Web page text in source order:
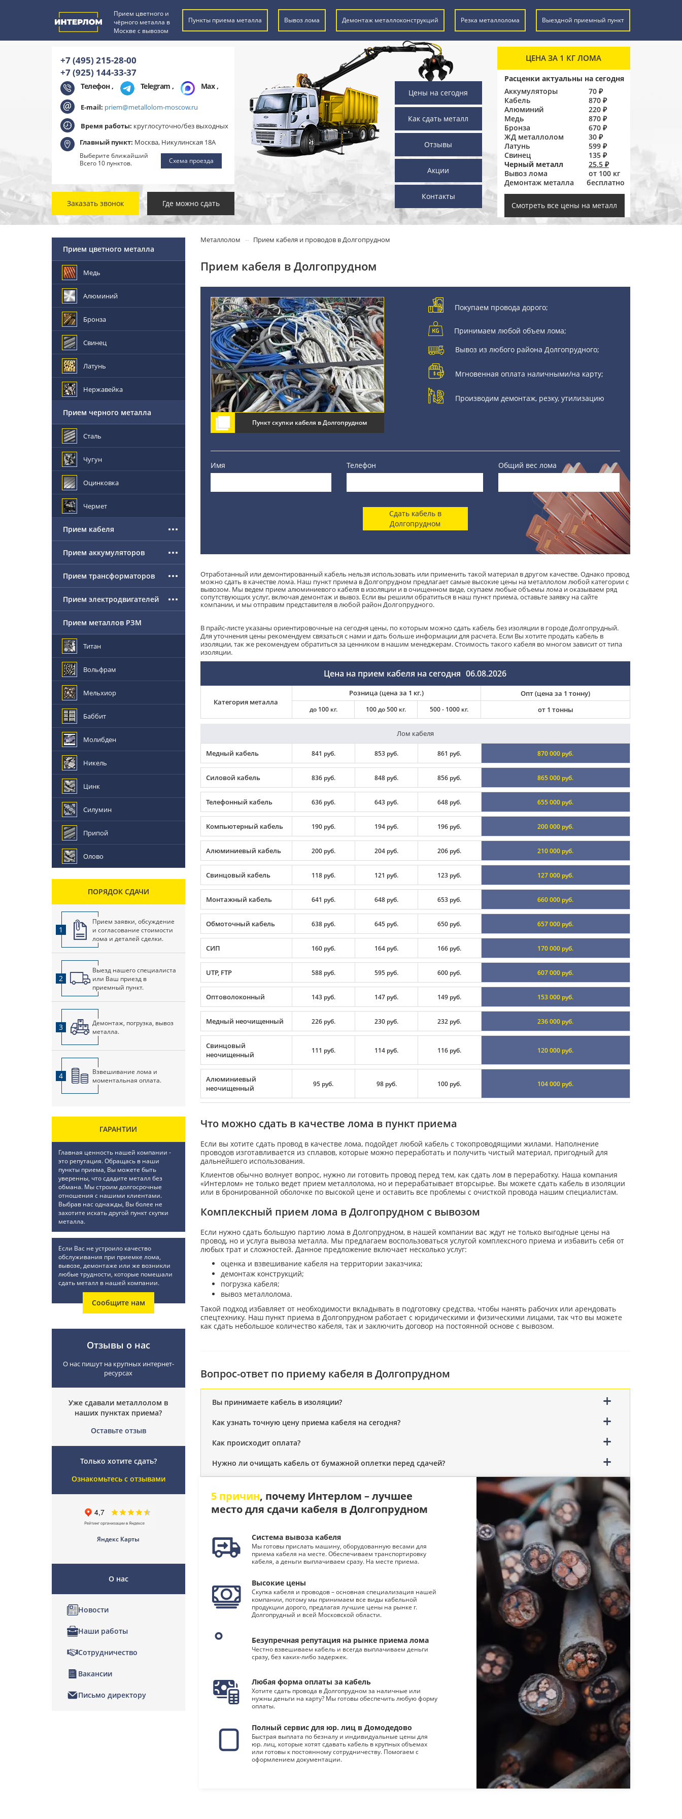
Прием цветного и
чёрного металла в
Москве с вывозом
Пункты приема металла Вывоз лома Демонтаж металлоконструкций Резка металлолома Выездной приемный пункт
+7 (495) 215-28-00
+7 (925) 144-33-37
Телефон , Telegram , Max,
E-mail: priem@metallolom-moscow.ru
Время работы: круглосуточно/без выходных
Главный пункт: Москва, Никулинская 18А
Выберите ближайший
Всего 10 пунктов.
Схема проезда
Заказать звонок Где можно сдать
ЦЕНА ЗА 1 КГ ЛОМА
Расценки актуальны на сегодня
Аккумуляторы
70 ₽
Кабель
870 ₽
Алюминий
220 ₽
Медь
870 ₽
Бронза
670 ₽
ЖД металлолом
30 ₽
Латунь
599 ₽
Свинец
135 ₽
Черный металл
25.5 ₽
Вывоз лома
от 100 кг
Демонтаж металла
бесплатно
Смотреть все цены на металл
Цены на сегодня
Как сдать металл
Отзывы
Акции
Контакты
Металлолом Прием кабеля и проводов в Долгопрудном
Прием кабеля в Долгопрудном
Пункт скупки кабеля в Долгопрудном
Покупаем провода дорого;
Принимаем любой объем лома;
Вывоз из любого района Долгопрудного;
Мгновенная оплата наличными/на карту;
Производим демонтаж, резку, утилизацию
Имя Телефон Общий вес лома
Сдать кабель в
Долгопрудном
Отработанный или демонтированный кабель нельзя использовать или применить такой материал в другом качестве. Однако провод
можно сдать в качестве лома. Наш пункт приема в Долгопрудном предлагает самые высокие цены на металлолом любой категории с
вывозом. Мы ведем прием алюминиевого кабеля в изоляции и в очищенном виде, скупаем любые объемы лома и оказываем ряд
сопутствующих услуг, включая демонтаж и вывоз. Если вы решили обратиться в наш пункт приема, оставьте заявку на сайте
компании, и мы отправим представителя в любой район Долгопрудного.
В прайс-листе указаны ориентировочные на сегодня цены, по которым можно сдать кабель без изоляции в городе Долгопрудный.
Для уточнения цены рекомендуем связаться с нами и дать больше информации для расчета. Если Вы хотите продать кабель в
изоляции, так же рекомендуем обратиться за ценником в нашим менеджерам. Стоимость такого кабеля во многом зависит от типа
изоляции.
Цена на прием кабеля на сегодня 06.08.2026
Категория металла
Розница (цена за 1 кг.)
до 100 кг. 100 до 500 кг. 500 - 1000 кг.
Опт (цена за 1 тонну)
от 1 тонны
Лом кабеля
Медный кабель 841 руб. 853 руб. 861 руб. 870 000 руб.
Силовой кабель 836 руб. 848 руб. 856 руб. 865 000 руб.
Телефонный кабель 636 руб. 643 руб. 648 руб. 655 000 руб.
Компьютерный кабель 190 руб. 194 руб. 196 руб. 200 000 руб.
Алюминиевый кабель 200 руб. 204 руб. 206 руб. 210 000 руб.
Свинцовый кабель 118 руб. 121 руб. 123 руб. 127 000 руб.
Монтажный кабель 641 руб. 648 руб. 653 руб. 660 000 руб.
Обмоточный кабель 638 руб. 645 руб. 650 руб. 657 000 руб.
СИП 160 руб. 164 руб. 166 руб. 170 000 руб.
UTP, FTP 588 руб. 595 руб. 600 руб. 607 000 руб.
Оптоволоконный 143 руб. 147 руб. 149 руб. 153 000 руб.
Медный неочищенный 226 руб. 230 руб. 232 руб. 236 000 руб.
Свинцовый
неочищенный
111 руб. 114 руб. 116 руб. 120 000 руб.
Алюминиевый
неочищенный
95 руб. 98 руб. 100 руб. 104 000 руб.
Что можно сдать в качестве лома в пункт приема
Если вы хотите сдать провод в качестве лома, подойдет любой кабель с токопроводящими жилами. Наполнение
проводов изготавливается из сплавов, которые можно переработать и получить чистый материал, пригодный для
дальнейшего использования.
Клиентов обычно волнует вопрос, нужно ли готовить провод перед тем, как сдать лом в переработку. Наша компания
«Интерлом» не только ведет прием металлолома, но и перерабатывает вторсырье. Вы можете сдать кабель в изоляции
или в бронированной оболочке по высокой цене и оставить все проблемы с очисткой провода нашим специалистам.
Комплексный прием лома в Долгопрудном с вывозом
Если нужно сдать большую партию лома в Долгопрудном, в нашей компании вас ждут не только выгодные цены на
провод, но и услуга вывоза металла. Мы предлагаем воспользоваться услугой комплексного приема и избавить себя от
любых трат и сложностей. Данное предложение включает несколько услуг:
оценка и взвешивание кабеля на территории заказчика;
демонтаж конструкций;
погрузка кабеля;
вывоз металлолома.
Такой подход избавляет от необходимости вкладывать в подготовку средства, чтобы нанять рабочих или арендовать
спецтехнику. Наш пункт приема в Долгопрудном работает с юридическими и физическими лицами, так что вы можете
как сдать небольшое количество кабеля, так и заключить договор на постоянной основе с вывозом.
Вопрос-ответ по приему кабеля в Долгопрудном
Вы принимаете кабель в изоляции?
Как узнать точную цену приема кабеля на сегодня?
Как происходит оплата?
Нужно ли очищать кабель от бумажной оплетки перед сдачей?
5 причин, почему Интерлом – лучшее
место для сдачи кабеля в Долгопрудном
Система вывоза кабеля
Мы готовы прислать машину, оборудованную весами для
приема кабеля на месте. Обеспечиваем транспортировку
кабеля, а деньги выплачиваем сразу. На месте приема.
Высокие цены
Скупка кабеля и проводов – основная специализация нашей
компании, потому мы принимаем все виды кабельной
продукции дорого, предлагая лучшие цены на рынке г.
Долгопрудный и всей Московской области.
Безупречная репутация на рынке приема лома
Честно взвешиваем кабель и всегда выплачиваем деньги
сразу, без каких-либо задержек.
Любая форма оплаты за кабель
Хотите сдать провода в Долгопрудном за наличные или
нужны деньги на карту? Мы готовы обеспечить любую форму
оплаты.
Полный сервис для юр. лиц в Домодедово
Быстрая выплата по безналу и индивидуальные цены для
юр. лиц, которые хотят сдавать кабель в крупных объемах
или готовы к постоянному сотрудничеству. Помогаем с
оформлением документации.
Прием цветного металла
Медь
Алюминий
Бронза
Свинец
Латунь
Нержавейка
Прием черного металла
Сталь
Чугун
Оцинковка
Чермет
Прием кабеля
Прием аккумуляторов
Прием трансформаторов
Прием электродвигателей
Прием металлов РЗМ
Титан
Вольфрам
Мельхиор
Баббит
Молибден
Никель
Цинк
Силумин
Припой
Олово
ПОРЯДОК СДАЧИ
1
Прием заявки, обсуждение
и согласование стоимости
лома и деталей сделки.
2
Выезд нашего специалиста
или Ваш приезд в
приемный пункт.
3
Демонтаж, погрузка, вывоз
металла.
4
Взвешивание лома и
моментальная оплата.
ГАРАНТИИ
Главная ценность нашей компании -
это репутация. Обращась в наши
пункты приема, Вы можете быть
уверенны, что сдадите металл без
обмана. Мы строим долгосрочные
отношения с нашими клиентами.
Выбрав нас однажды, Вы более не
захотите искать другой пункт скупки
металла.
Если Вас не устроило качество
обслуживания при приемке лома,
вывозе, демонтаже или же возникли
любые трудности, которые помешали
сдать металл в нашей компании.
Сообщите нам
Отзывы о нас
О нас пишут на крупных интернет-
ресурсах
Уже сдавали металлолом в
наших пунктах приема?
Оставьте отзыв
Только хотите сдать?
Ознакомьтесь с отзывами
Яндекс Карты
О нас
Новости
Наши работы
Сотрудничество
Вакансии
Письмо директору